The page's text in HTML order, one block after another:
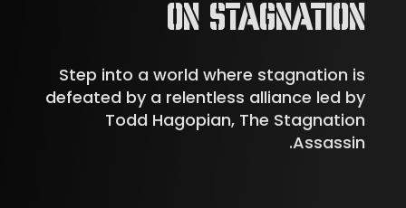
ON STAGNATION
Step into a world where stagnation is
defeated by a relentless alliance led by
Todd Hagopian, The Stagnation
Assassin.